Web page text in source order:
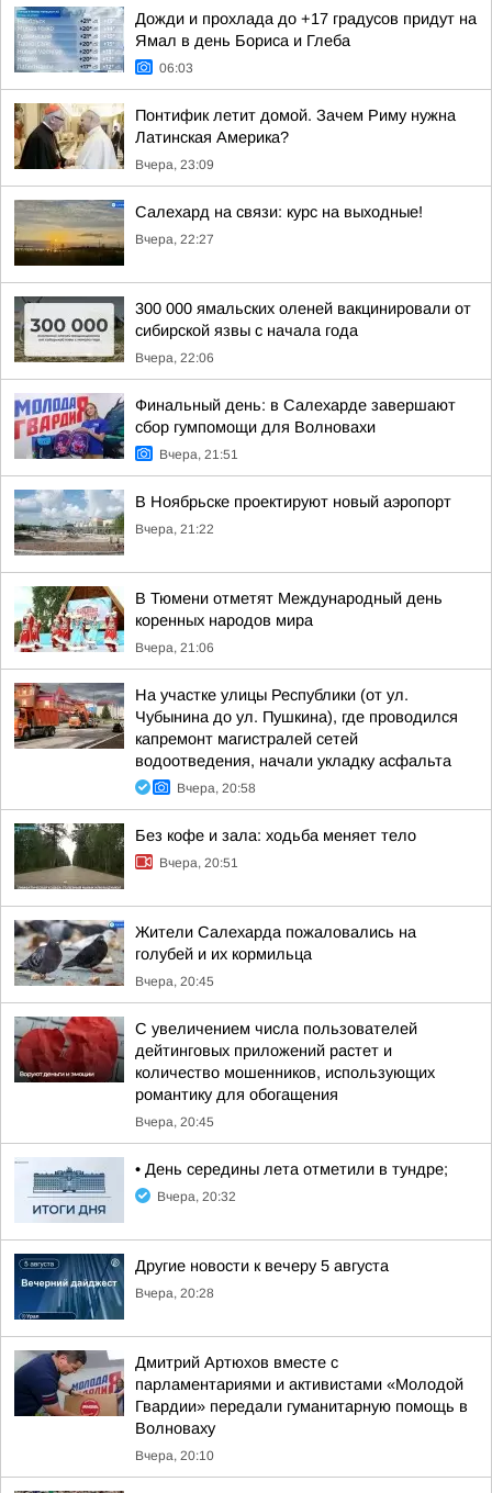
Дожди и прохлада до +17 градусов придут на
Ямал в день Бориса и Глеба
06:03
Понтифик летит домой. Зачем Риму нужна
Латинская Америка?
Вчера, 23:09
Салехард на связи: курс на выходные!
Вчера, 22:27
300 000 ямальских оленей вакцинировали от
сибирской язвы с начала года
Вчера, 22:06
Финальный день: в Салехарде завершают
сбор гумпомощи для Волновахи
Вчера, 21:51
В Ноябрьске проектируют новый аэропорт
Вчера, 21:22
В Тюмени отметят Международный день
коренных народов мира
Вчера, 21:06
На участке улицы Республики (от ул.
Чубынина до ул. Пушкина), где проводился
капремонт магистралей сетей
водоотведения, начали укладку асфальта
Вчера, 20:58
Без кофе и зала: ходьба меняет тело
Вчера, 20:51
Жители Салехарда пожаловались на
голубей и их кормильца
Вчера, 20:45
С увеличением числа пользователей
дейтинговых приложений растет и
количество мошенников, использующих
романтику для обогащения
Вчера, 20:45
• День середины лета отметили в тундре;
Вчера, 20:32
Другие новости к вечеру 5 августа
Вчера, 20:28
Дмитрий Артюхов вместе с
парламентариями и активистами «Молодой
Гвардии» передали гуманитарную помощь в
Волноваху
Вчера, 20:10